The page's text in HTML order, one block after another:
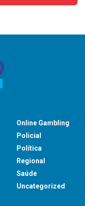
Online Gambling
Policial
Política
Regional
Saúde
Uncategorized